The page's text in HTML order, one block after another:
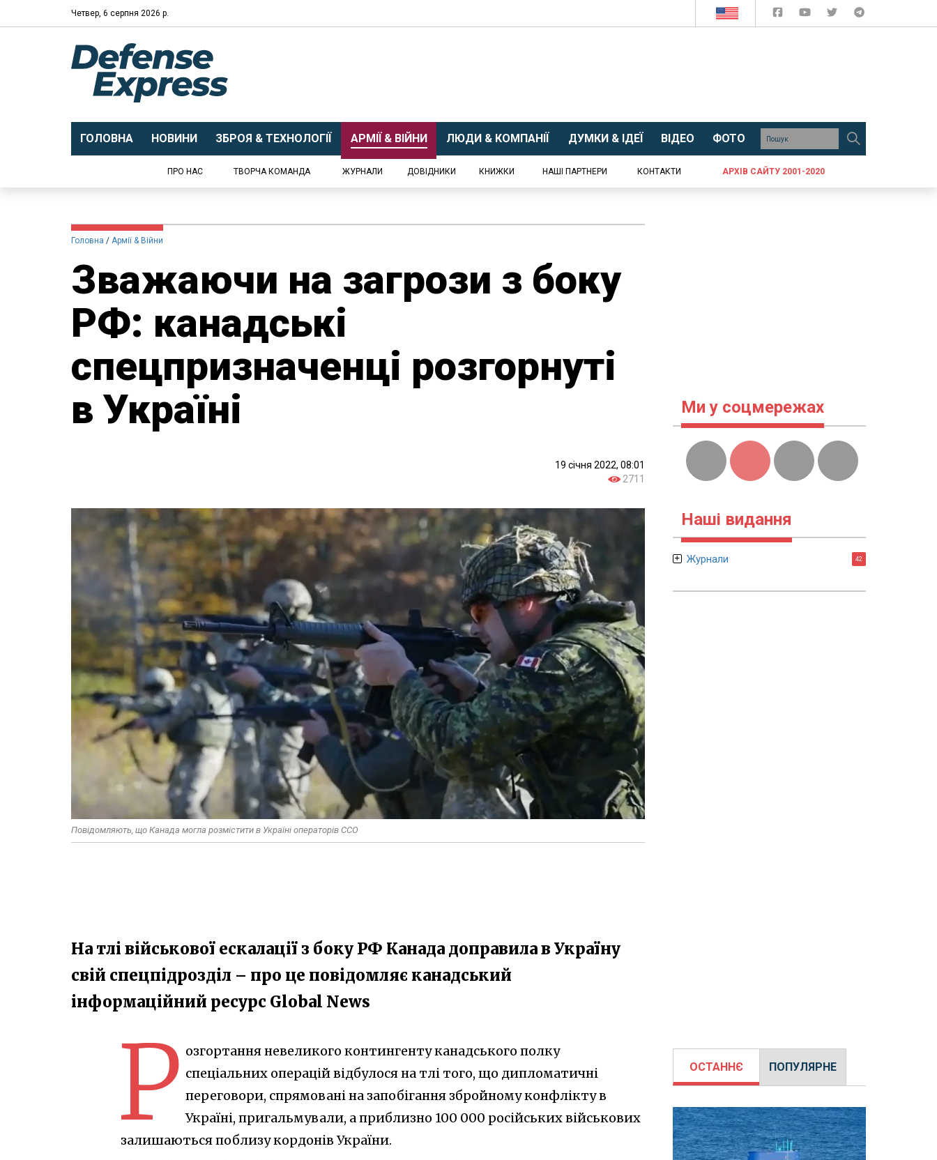
Четвер, 6 серпня 2026 р.
ГОЛОВНА НОВИНИ ЗБРОЯ & ТЕХНОЛОГІЇ АРМІЇ & ВІЙНИ ЛЮДИ & КОМПАНІЇ ДУМКИ & ІДЕЇ ВІДЕО ФОТО
ПРО НАС ТВОРЧА КОМАНДА ЖУРНАЛИ ДОВІДНИКИ КНИЖКИ НАШІ ПАРТНЕРИ КОНТАКТИ АРХІВ САЙТУ 2001-2020
Головна Армії & Війни
​Зважаючи на загрози з боку
РФ: канадські
спецпризначенці розгорнуті
в Україні
19 січня 2022, 08:01
2711
Повідомляють, що Канада могла розмістити в Україні операторів ССО
На тлі військової ескалації з боку РФ Канада доправила в Україну
свій спецпідрозділ – про це повідомляє канадський
інформаційний ресурс Global News
Р озгортання невеликого контингенту канадського полку
спеціальних операцій відбулося на тлі того, що дипломатичні
переговори, спрямовані на запобігання збройному конфлікту в
Україні, пригальмували, а приблизно 100 000 російських військових
залишаються поблизу кордонів України.
Ми у соцмережах
Наші видання
Журнали 42
ОСТАННЄ ПОПУЛЯРНЕ